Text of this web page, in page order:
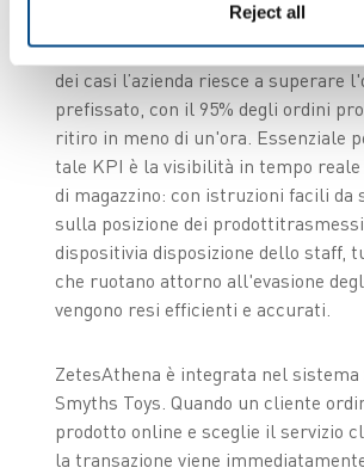
Reject all
disponibile ai clienti la merce
ore dalla ricezione dell'ordine. Nella
dei casi l’azienda riesce a superare
prefissato, con il 95% degli ordini
ritiro in meno di un'ora. Essenziale
tale KPI è la visibilità in tempo
di magazzino: con istruzioni facili da
sulla posizione dei
dispositivia disposizione dello staff,
che ruotano attorno all'evasione
vengono resi efficienti e accurati.
ZetesAthena è integrata nel sistema
Smyths Toys. Quando un cliente
prodotto online e sceglie il servizio
la transazione viene